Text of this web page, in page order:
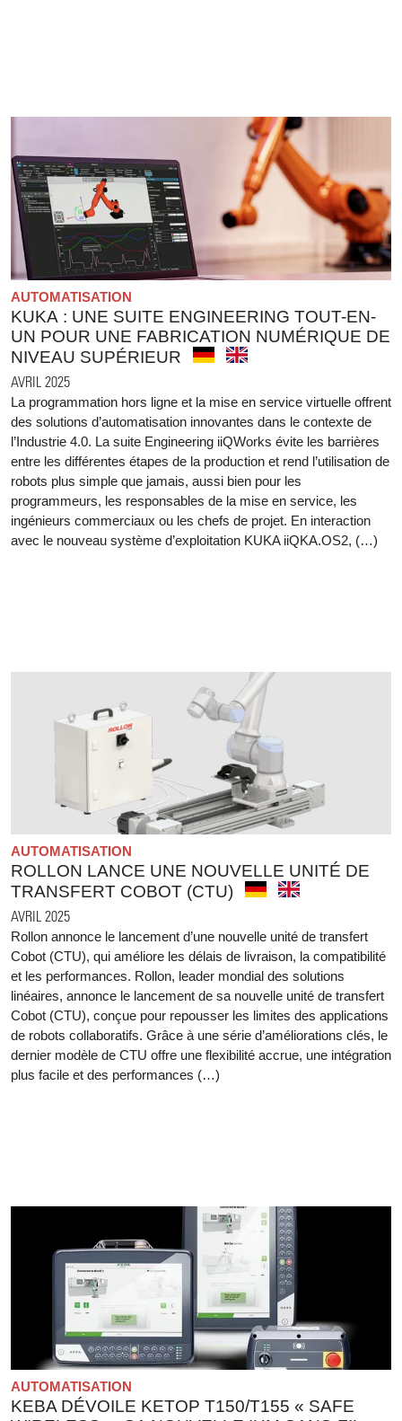
AUTOMATISATION
KUKA : UNE SUITE ENGINEERING TOUT-EN-
UN POUR UNE FABRICATION NUMÉRIQUE DE
NIVEAU SUPÉRIEUR
AVRIL 2025
La programmation hors ligne et la mise en service virtuelle offrent
des solutions d’automatisation innovantes dans le contexte de
l’Industrie 4.0. La suite Engineering iiQWorks évite les barrières
entre les différentes étapes de la production et rend l’utilisation de
robots plus simple que jamais, aussi bien pour les
programmeurs, les responsables de la mise en service, les
ingénieurs commerciaux ou les chefs de projet. En interaction
avec le nouveau système d’exploitation KUKA iiQKA.OS2, (…)
AUTOMATISATION
ROLLON LANCE UNE NOUVELLE UNITÉ DE
TRANSFERT COBOT (CTU)
AVRIL 2025
Rollon annonce le lancement d’une nouvelle unité de transfert
Cobot (CTU), qui améliore les délais de livraison, la compatibilité
et les performances. Rollon, leader mondial des solutions
linéaires, annonce le lancement de sa nouvelle unité de transfert
Cobot (CTU), conçue pour repousser les limites des applications
de robots collaboratifs. Grâce à une série d’améliorations clés, le
dernier modèle de CTU offre une flexibilité accrue, une intégration
plus facile et des performances (…)
AUTOMATISATION
KEBA DÉVOILE KETOP T150/T155 « SAFE